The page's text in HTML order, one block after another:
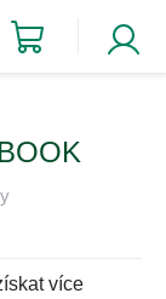
více